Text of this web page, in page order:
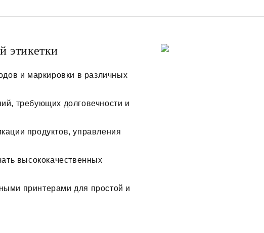
этикетки
и маркировки в различных
требующих долговечности и
продуктов, управления
высококачественных
принтерами для простой и